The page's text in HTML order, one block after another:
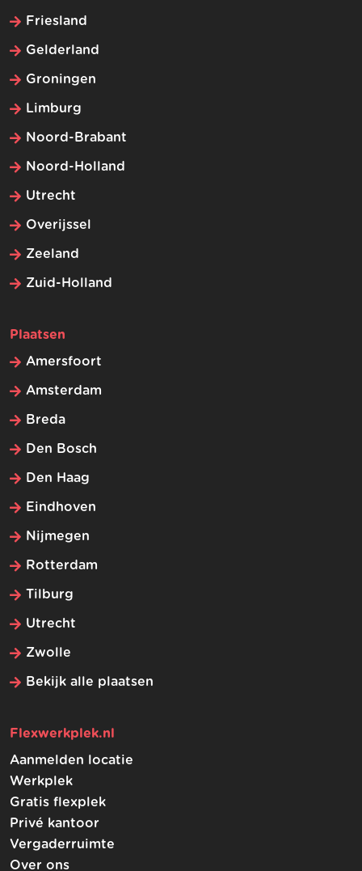
Flexwerkplek.nl
Aanmelden locatie
Werkplek
Gratis flexplek
Privé kantoor
Vergaderruimte
Over ons
Friesland
Gelderland
Groningen
Limburg
Noord-Brabant
Noord-Holland
Utrecht
Overijssel
Zeeland
Zuid-Holland
Plaatsen
Amersfoort
Amsterdam
Breda
Den Bosch
Den Haag
Eindhoven
Nijmegen
Rotterdam
Tilburg
Utrecht
Zwolle
Bekijk alle plaatsen